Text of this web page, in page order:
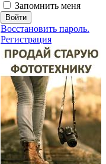
Запомнить меня
Восстановить пароль.
Регистрация